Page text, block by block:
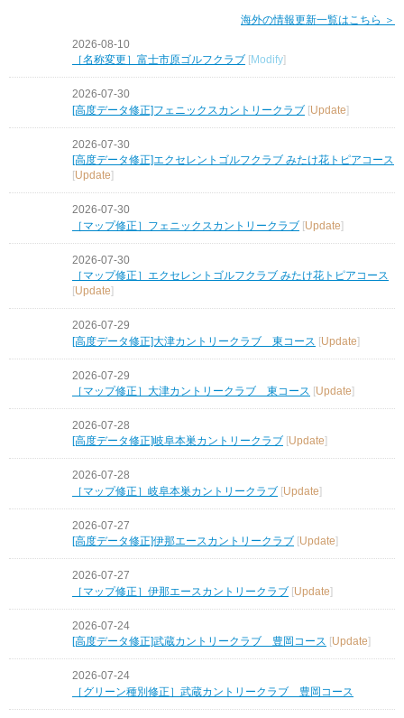
海外の情報更新一覧はこちら ＞
2026-08-10
［名称変更］富士市原ゴルフクラブ
Modify
2026-07-30
[高度データ修正]フェニックスカントリークラブ [Update]
2026-07-30
[高度データ修正]エクセレントゴルフクラブ みたけ花トピアコース
[Update]
2026-07-30
［マップ修正］フェニックスカントリークラブ [Update]
2026-07-30
［マップ修正］エクセレントゴルフクラブ みたけ花トピアコース
[Update]
2026-07-29
[高度データ修正]大津カントリークラブ 東コース [Update]
2026-07-29
［マップ修正］大津カントリークラブ 東コース [Update]
2026-07-28
[高度データ修正]岐阜本巣カントリークラブ
Update
2026-07-28
［マップ修正］岐阜本巣カントリークラブ [Update]
2026-07-27
[高度データ修正]伊那エースカントリークラブ
Update
2026-07-27
［マップ修正］伊那エースカントリークラブ [Update]
2026-07-24
[高度データ修正]武蔵カントリークラブ 豊岡コース
Update
2026-07-24
［グリーン種別修正］武蔵カントリークラブ 豊岡コース